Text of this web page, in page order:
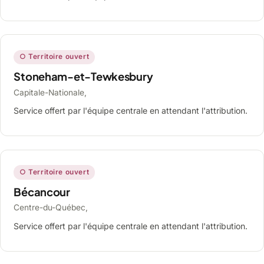
○ Territoire ouvert
Stoneham-et-Tewkesbury
Capitale-Nationale,
Service offert par l'équipe centrale en attendant l'attribution.
○ Territoire ouvert
Bécancour
Centre-du-Québec,
Service offert par l'équipe centrale en attendant l'attribution.